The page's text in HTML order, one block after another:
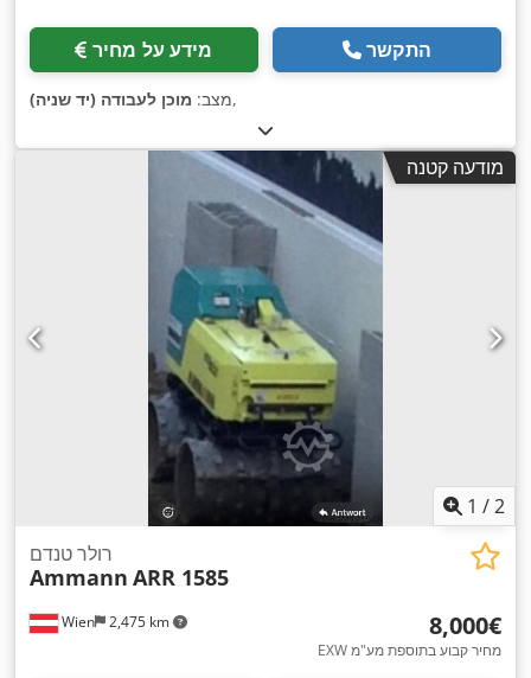
מידע על מחיר התקשר
מצב: מוכן לעבודה (יד שניה) ,
מודעה קטנה
1 /2
Wien 2,475 km
רולר טנדם
Ammann ARR 1585
‏8,000 ‏€
EXW מחיר קבוע בתוספת מע"מ